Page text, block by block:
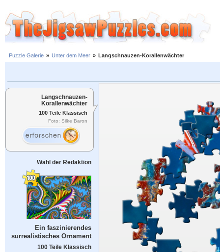
Puzzle Galerie » Unter dem Meer » Langschnauzen-Korallenwächter
Langschnauzen-
Korallenwächter
100 Teile Klassisch
Foto: Silke Baron
Wahl der Redaktion
Ein faszinierendes
surrealistisches Ornament
100 Teile Klassisch